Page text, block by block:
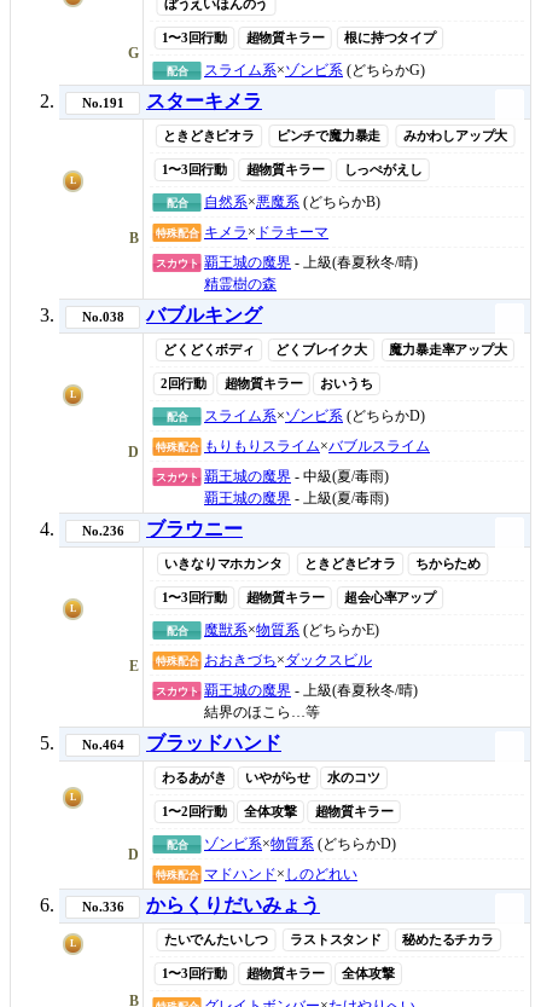
G
ぼうえいほんのう
1〜3回行動 超物質キラー 根に持つタイプ
配合 スライム系×ゾンビ系 (どちらかG)
No.191 スターキメラ
L
B
ときどきピオラ ピンチで魔力暴走 みかわしアップ大
1〜3回行動 超物質キラー しっぺがえし
配合 自然系×悪魔系 (どちらかB)
特殊配合 キメラ × ドラキーマ
スカウト 覇王城の魔界 - 上級(春夏秋冬/晴)
精霊樹の森
No.038 バブルキング
L
D
どくどくボディ どくブレイク大 魔力暴走率アップ大
2回行動 超物質キラー おいうち
配合 スライム系×ゾンビ系 (どちらかD)
特殊配合 もりもりスライム×バブルスライム
スカウト 覇王城の魔界 - 中級(夏/毒雨)
覇王城の魔界 - 上級(夏/毒雨)
No.236 ブラウニー
L
E
いきなりマホカンタ ときどきピオラ ちからため
1〜3回行動 超物質キラー 超会心率アップ
配合 魔獣系×物質系 (どちらかE)
特殊配合 おおきづち×ダックスビル
スカウト 覇王城の魔界 - 上級(春夏秋冬/晴)
結界のほこら…等
No.464 ブラッドハンド
L
D
わるあがき いやがらせ 水のコツ
1〜2回行動 全体攻撃 超物質キラー
配合 ゾンビ系×物質系 (どちらかD)
特殊配合 マドハンド× しのどれい
No.336 からくりだいみょう
L
B
たいでんたいしつ ラストスタンド 秘めたるチカラ
1〜3回行動 超物質キラー 全体攻撃